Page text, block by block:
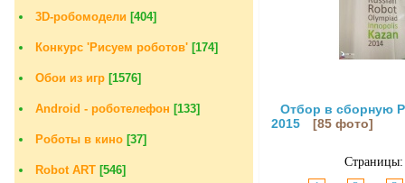
3D-робомодели [404]
Конкурс 'Рисуем роботов' [174]
Обои из игр [1576]
Android - роботелефон [133]
Роботы в кино [37]
Robot ART [546]
Отбор в сборную
2015
[85 фото]